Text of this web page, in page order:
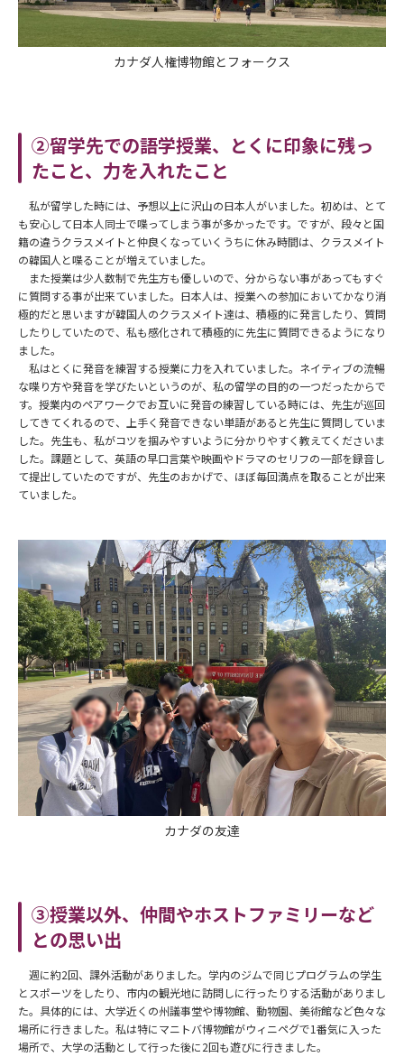
カナダ人権博物館とフォークス
②留学先での語学授業、とくに印象に残っ
たこと、力を入れたこと
私が留学した時には、予想以上に沢山の日本人がいました。初めは、とて
も安心して日本人同士で喋ってしまう事が多かったです。ですが、段々と国
籍の違うクラスメイトと仲良くなっていくうちに休み時間は、クラスメイト
の韓国人と喋ることが増えていました。
また授業は少人数制で先生方も優しいので、分からない事があってもすぐ
に質問する事が出来ていました。日本人は、授業への参加においてかなり消
極的だと思いますが韓国人のクラスメイト達は、積極的に発言したり、質問
したりしていたので、私も感化されて積極的に先生に質問できるようになり
ました。
私はとく に発音を練習する授業に力を入れていました。ネイティブの流暢
な喋り方や発音を学びたいというのが、私の留学の目的の一つだったからで
す。授業内のペアワークでお互いに発音の練習している時には、先生が巡回
してきてくれるので、上手く発音できない単語があると先生に質問していま
した。先生も、私がコツを掴みやすいように分かりやすく教えてくださいま
した。課題として、英語の早口言葉や映画やドラマのセリフの一部を録音し
て提出していたのですが、先生のおかげで、ほぼ毎回満点を取ることが出来
ていました。
カナダの友達
③授業以外、仲間やホストファミリーなど
との思い出
週に約2回、課外活動がありました。学内のジムで同じプログラムの学生
とスポーツをしたり、市内の観光地に訪問しに行ったりする活動がありまし
た。具体的には、大学近くの州議事堂や博物館、動物園、美術館など色々な
場所に行きました。私は特にマニトバ博物館がウィニペグで1番気に入った
場所で、大学の活動として行った後に2回も遊びに行きました。